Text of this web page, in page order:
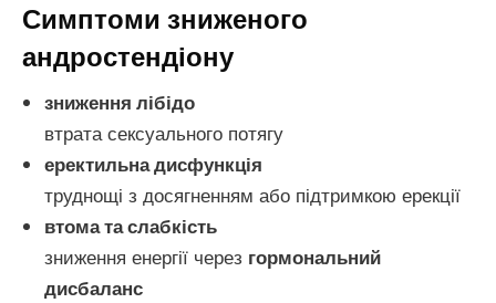
Симптоми зниженого
андростендіону
зниження лібідо
втрата сексуального потягу
еректильна дисфункція
труднощі з досягненням або підтримкою ерекції
втома та слабкість
зниження енергії через гормональний
дисбаланс